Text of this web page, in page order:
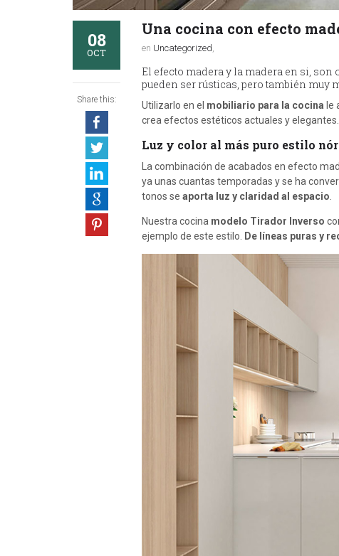
08
OCT
Share this:
Una cocina con efecto
en Uncategorized,
El efecto madera y la madera en si,
pueden ser rústicas, pero también muy
Utilizarlo en el mobiliario para la cocina le
crea efectos estéticos actuales y elegantes.
Luz y color al más puro estilo
La combinación de acabados en efecto
ya unas cuantas temporadas y se ha
tonos se aporta luz y claridad al espacio
Nuestra cocina modelo Tirador Inverso
ejemplo de este estilo.
De líneas puras y